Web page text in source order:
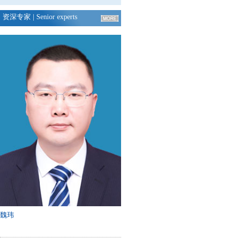
资深专家 | Senior experts
魏玮